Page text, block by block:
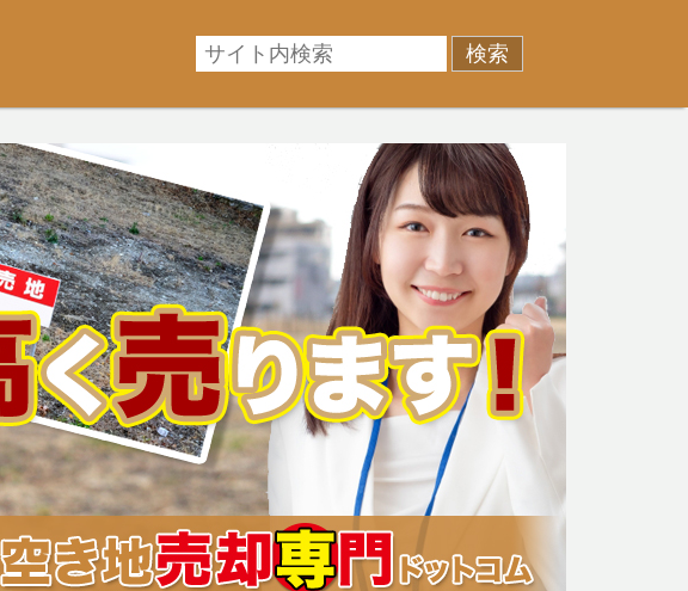
は時間はかかるが相場に準じた売却金額、「買取」は短期ではあるが相場よ
続不動産など、不動産売却のお悩みを全国の専門家が解決致します！